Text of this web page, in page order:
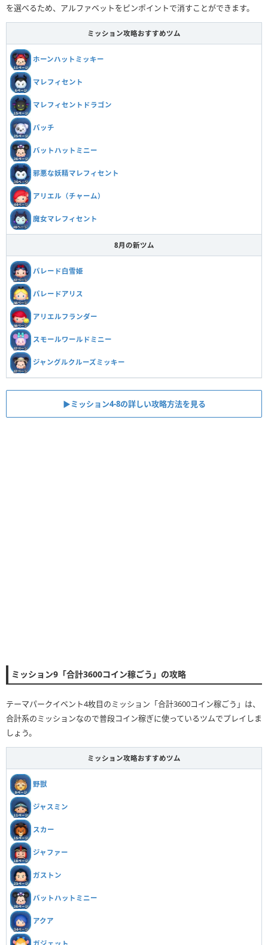
を選べるため、アルファベットをピンポイントで消すことができます。
ミッション攻略おすすめツム
ホーンハットミッキー
マレフィセント
マレフィセントドラゴン
パッチ
バットハットミニー
邪悪な妖精マレフィセント
アリエル（チャーム）
魔女マレフィセント
8月の新ツム
パレード白雪姫
パレードアリス
アリエルフランダー
スモールワールドミニー
ジャングルクルーズミッキー
▶ミッション4-8の詳しい攻略方法を見る
ミッション9「合計3600コイン稼ごう」の攻略
テーマパークイベント4枚目のミッション「合計3600コイン稼ごう」は、
合計系のミッションなので普段コイン稼ぎに使っているツムでプレイしま
しょう。
ミッション攻略おすすめツム
野獣
ジャスミン
スカー
ジャファー
ガストン
バットハットミニー
アクア